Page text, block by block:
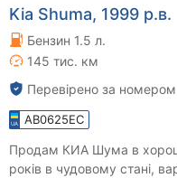
Kia Shuma, 1999 р.в.
Бензин 1.5 л.
145 тис. км
Перевірено за
AB0625EC
Продам КИА Шума в
років в чудовому стані,